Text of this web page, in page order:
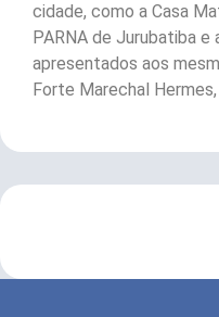
cidade, como a Casa
PARNA de Jurubatiba
apresentados aos
Forte Marechal